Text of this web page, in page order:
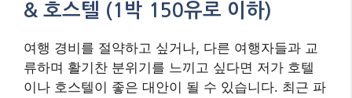
& 호스텔 (1박 150유로 이하)
여행 경비를 절약하고 싶거나, 다른 여행자들과 교
류하며 활기찬 분위기를 느끼고 싶다면 저가 호텔
이나 호스텔이 좋은 대안이 될 수 있습니다. 최근 파